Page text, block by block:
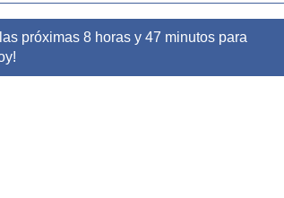
próximas 8 horas y 47 minutos para